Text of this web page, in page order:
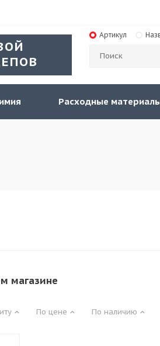
Артикул
Расходные
магазине
По цене По наличию